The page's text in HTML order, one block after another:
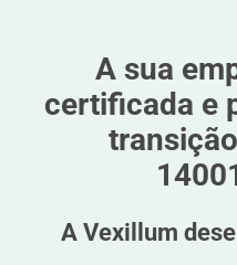
A sua
certificada e
A Vexillum